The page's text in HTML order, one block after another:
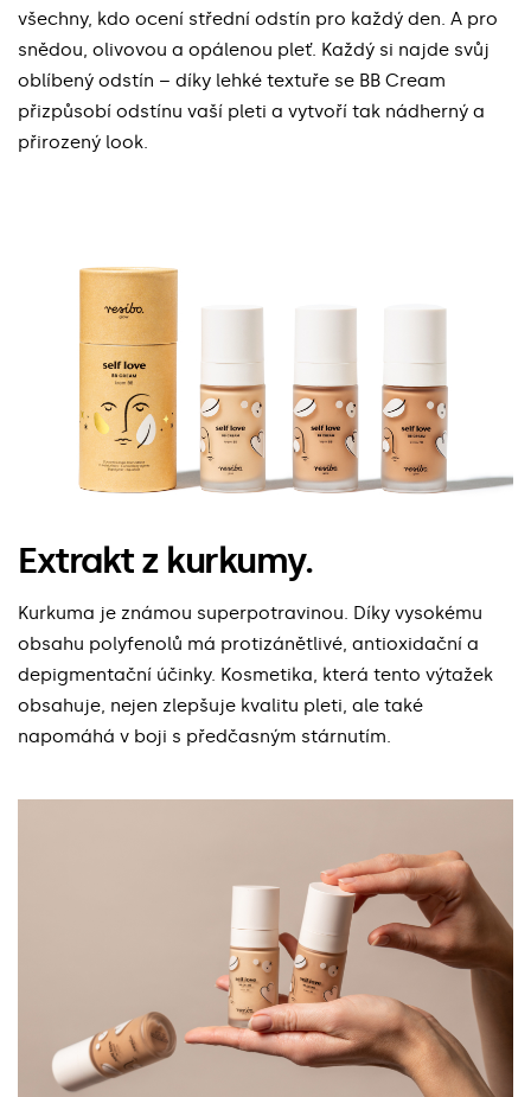
všechny, kdo ocení střední odstín pro každý den. A pro
snědou, olivovou a opálenou pleť. Každý si najde svůj
oblíbený odstín – díky lehké textuře se BB Cream
přizpůsobí odstínu vaší pleti a vytvoří tak nádherný a
přirozený look.
Extrakt z kurkumy.
Kurkuma je známou superpotravinou. Díky vysokému
obsahu polyfenolů má protizánětlivé, antioxidační a
depigmentační účinky. Kosmetika, která tento výtažek
obsahuje, nejen zlepšuje kvalitu pleti, ale také
napomáhá v boji s předčasným stárnutím.